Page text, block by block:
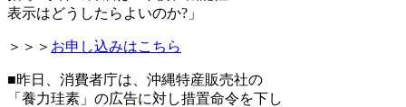
表示はどうしたらよいのか?」
＞＞＞ お申し込みはこちら
■昨日、消費者庁は、沖縄特産販売社の
「養力珪素」の広告に対し措置命令を下し